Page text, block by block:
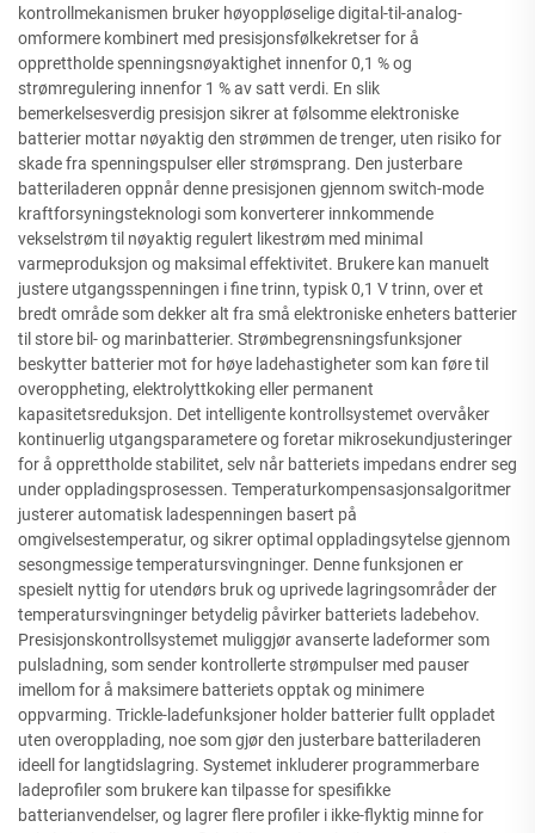
kontrollmekanismen bruker høyoppløselige digital-til-analog-
omformere kombinert med presisjonsfølkekretser for å
opprettholde spenningsnøyaktighet innenfor 0,1 % og
strømregulering innenfor 1 % av satt verdi. En slik
bemerkelsesverdig presisjon sikrer at følsomme elektroniske
batterier mottar nøyaktig den strømmen de trenger, uten risiko for
skade fra spenningspulser eller strømsprang. Den justerbare
batteriladeren oppnår denne presisjonen gjennom switch-mode
kraftforsyningsteknologi som konverterer innkommende
vekselstrøm til nøyaktig regulert likestrøm med minimal
varmeproduksjon og maksimal effektivitet. Brukere kan manuelt
justere utgangsspenningen i fine trinn, typisk 0,1 V trinn, over et
bredt område som dekker alt fra små elektroniske enheters batterier
til store bil- og marinbatterier. Strømbegrensningsfunksjoner
beskytter batterier mot for høye ladehastigheter som kan føre til
overoppheting, elektrolyttkoking eller permanent
kapasitetsreduksjon. Det intelligente kontrollsystemet overvåker
kontinuerlig utgangsparametere og foretar mikrosekundjusteringer
for å opprettholde stabilitet, selv når batteriets impedans endrer seg
under oppladingsprosessen. Temperaturkompensasjonsalgoritmer
justerer automatisk ladespenningen basert på
omgivelsestemperatur, og sikrer optimal oppladingsytelse gjennom
sesongmessige temperatursvingninger. Denne funksjonen er
spesielt nyttig for utendørs bruk og uprivede lagringsområder der
temperatursvingninger betydelig påvirker batteriets ladebehov.
Presisjonskontrollsystemet muliggjør avanserte ladeformer som
pulsladning, som sender kontrollerte strømpulser med pauser
imellom for å maksimere batteriets opptak og minimere
oppvarming. Trickle-ladefunksjoner holder batterier fullt oppladet
uten overopplading, noe som gjør den justerbare batteriladeren
ideell for langtidslagring. Systemet inkluderer programmerbare
ladeprofiler som brukere kan tilpasse for spesifikke
batterianvendelser, og lagrer flere profiler i ikke-flyktig minne for